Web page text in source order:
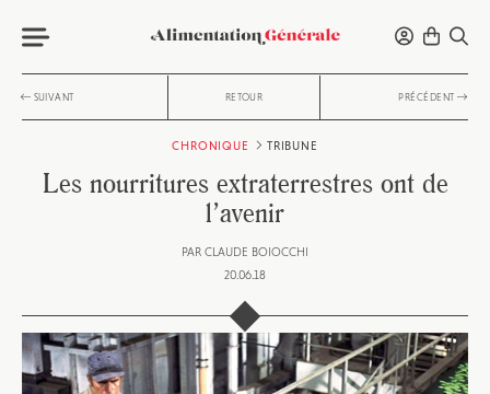
SUIVANT RETOUR PRÉCÉDENT
CHRONIQUE TRIBUNE
Les nourritures extraterrestres ont de
l’avenir
PAR CLAUDE BOIOCCHI
20.06.18